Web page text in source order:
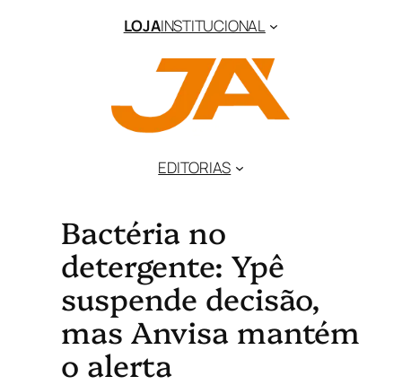
LOJAINSTITUCIONAL
EDITORIAS
Bactéria no
detergente: Ypê
suspende decisão,
mas Anvisa mantém
o alerta